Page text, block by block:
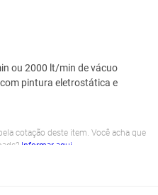
ou 2000 lt/min de vácuo
pintura eletrostática e
cotação deste item. Você acha que
Informar aqui